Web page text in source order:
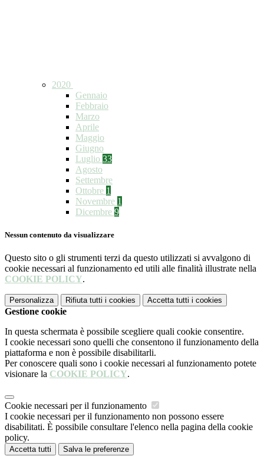
2020
Gennaio
Febbraio
Marzo
Aprile
Maggio
Giugno
Luglio 33
Agosto
Settembre
Ottobre 1
Novembre 1
Dicembre 9
Nessun contenuto da visualizzare
Questo sito o gli strumenti terzi da questo utilizzati si avvalgono di
cookie necessari al funzionamento ed utili alle finalità illustrate nella
COOKIE POLICY.
Personalizza Rifiuta tutti i cookies Accetta tutti i cookies
Gestione cookie
In questa schermata è possibile scegliere quali cookie consentire.
I cookie necessari sono quelli che consentono il funzionamento della
piattaforma e non è possibile disabilitarli.
Per conoscere quali sono i cookie necessari al funzionamento potete
visionare la COOKIE POLICY.
Cookie necessari per il funzionamento
I cookie necessari per il funzionamento non possono essere
disabilitati. È possibile consultare l'elenco nella pagina della cookie
policy.
Accetta tutti Salva le preferenze